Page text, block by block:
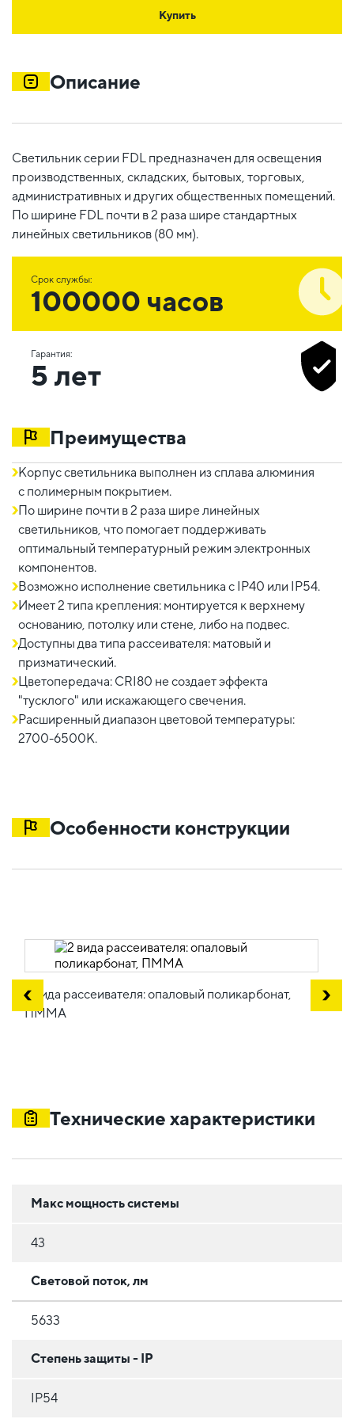
Купить
Описание
Светильник серии FDL предназначен для освещения
производственных, складских, бытовых, торговых,
административных и других общественных помещений.
По ширине FDL почти в 2 раза шире стандартных
линейных светильников (80 мм).
Срок службы:
100000 часов
Гарантия:
5 лет
Преимущества
Корпус светильника выполнен из сплава алюминия
с полимерным покрытием.
По ширине почти в 2 раза шире линейных
светильников, что помогает поддерживать
оптимальный температурный режим электронных
компонентов.
Возможно исполнение светильника с IP40 или IP54.
Имеет 2 типа крепления: монтируется к верхнему
основанию, потолку или стене, либо на подвес.
Доступны два типа рассеивателя: матовый и
призматический.
Цветопередача: CRI80 не создает эффекта
"тусклого" или искажающего свечения.
Расширенный диапазон цветовой температуры:
2700-6500K.
Особенности конструкции
2 вида рассеивателя: опаловый поликарбонат,
ПММА
Технические характеристики
Макс мощность системы
43
Световой поток, лм
5633
Степень защиты - IP
IP54